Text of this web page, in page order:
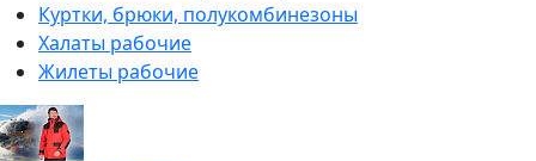
Куртки, брюки, полукомбинезоны
Халаты рабочие
Жилеты рабочие